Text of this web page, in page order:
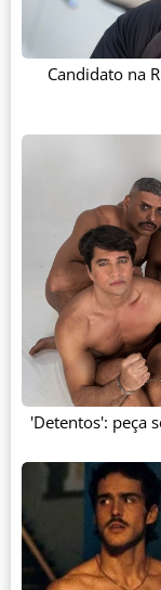
Candidato na
'Detentos': peça